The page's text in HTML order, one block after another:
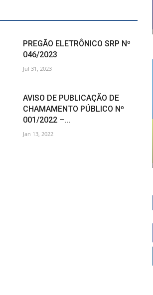
PREGÃO ELETRÔNICO SRP Nº
046/2023
Jul 31, 2023
AVISO DE PUBLICAÇÃO DE
CHAMAMENTO PÚBLICO Nº
001/2022 –...
Jan 13, 2022